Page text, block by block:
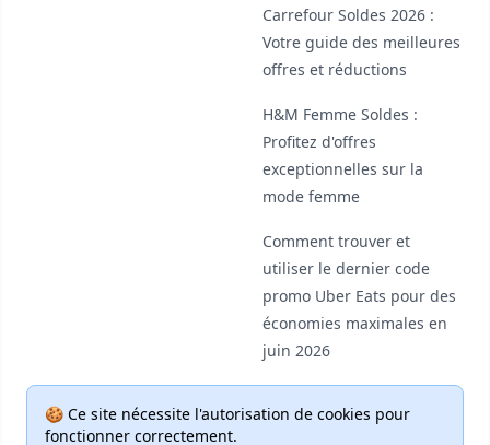
🍪 Ce site nécessite l'autorisation de cookies pour
fonctionner correctement.
Carrefour Soldes 2026 :
Votre guide des meilleures
offres et réductions
H&M Femme Soldes :
Profitez d'offres
exceptionnelles sur la
mode femme
Comment trouver et
utiliser le dernier code
promo Uber Eats pour des
économies maximales en
juin 2026